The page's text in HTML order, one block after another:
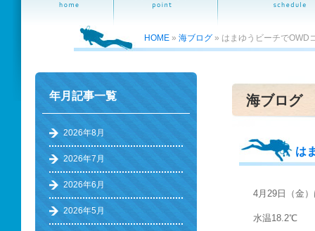
HOME » 海ブログ » はまゆうビーチでOWD
海ブログ
は
4月29日（金
水温18.2℃
年月記事一覧
2026年8月
2026年7月
2026年6月
2026年5月